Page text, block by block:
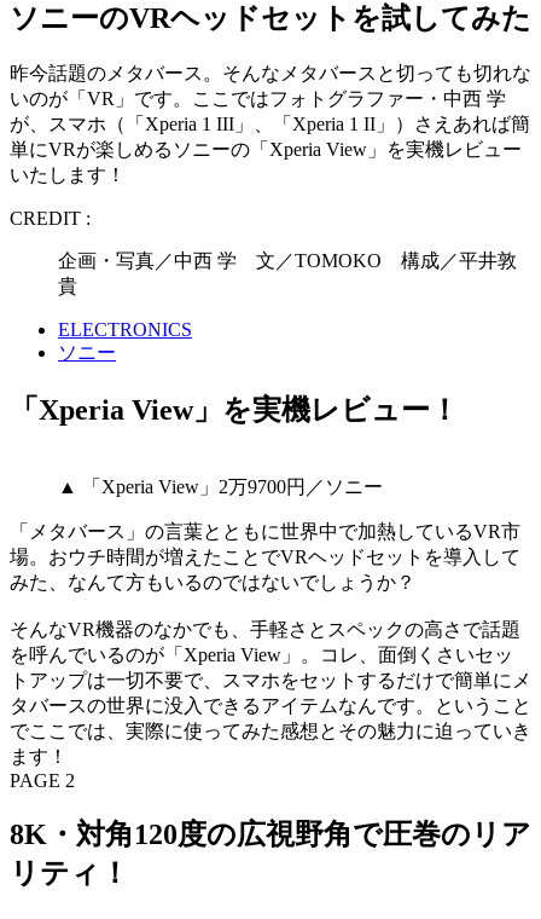
ソニーのVRヘッドセットを試してみた
昨今話題のメタバース。そんなメタバースと切っても切れな
いのが「VR」です。ここではフォトグラファー・中西 学
が、スマホ（「Xperia 1 III」、「Xperia 1 II」）さえあれば簡
単にVRが楽しめるソニーの「Xperia View」を実機レビュー
いたします！
CREDIT :
企画・写真／中西 学 文／TOMOKO 構成／平井敦
貴
ELECTRONICS
ソニー
「Xperia View」を実機レビュー！
▲ 「Xperia View」2万9700円／ソニー
「メタバース」の言葉とともに世界中で加熱しているVR市
場。おウチ時間が増えたことでVRヘッドセットを導入して
みた、なんて方もいるのではないでしょうか？
そんなVR機器のなかでも、手軽さとスペックの高さで話題
を呼んでいるのが「Xperia View」。コレ、面倒くさいセッ
トアップは一切不要で、スマホをセットするだけで簡単にメ
タバースの世界に没入できるアイテムなんです。ということ
でここでは、実際に使ってみた感想とその魅力に迫っていき
ます！
PAGE 2
8K・対角120度の広視野角で圧巻のリア
リティ！